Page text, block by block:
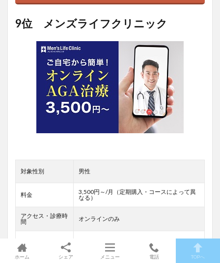
9位 メンズライフクリニック
対象性別 男性
料金
3,500円～/月（定期購入・コースによって異
なる）
アクセス・診療時
間
オンラインのみ
オンライン診療
ホーム シェア メニュー 電話 TOPへ